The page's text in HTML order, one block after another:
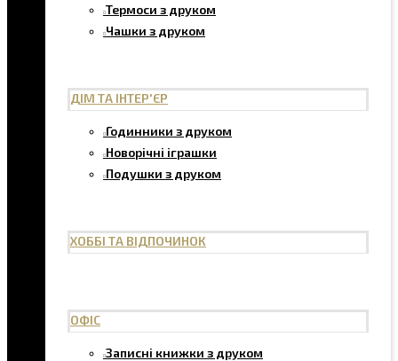
Термоси з друком
Чашки з друком
ДІМ ТА ІНТЕР'ЄР
Годинники з друком
Новорічні іграшки
Подушки з друком
ХОББІ ТА ВІДПОЧИНОК
ОФІС
Записні книжки з друком